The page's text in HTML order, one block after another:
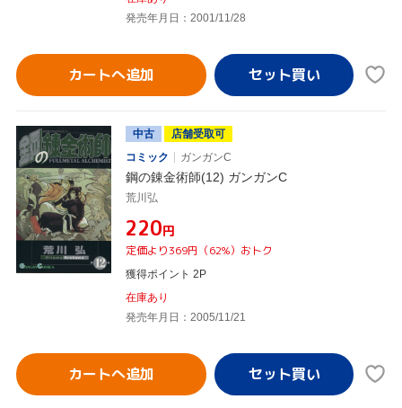
発売年月日：2001/11/28
カートへ追加
中古
店舗受取可
コミック
ガンガンC
鋼の錬金術師(12) ガンガンC
荒川弘
¥220円
定価より369円（62%）おトク
獲得ポイント 2P
在庫あり
発売年月日：2005/11/21
カートへ追加